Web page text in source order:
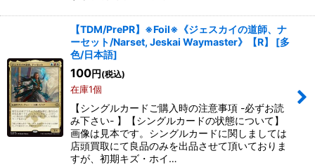
【TDM/PrePR】※Foil※《ジェスカイの道師、ナ
ーセット/Narset, Jeskai Waymaster》【R】
[多
色/日本語]
100円 (税込)
在庫1個
【シングルカードご購入時の注意事項 -必ずお読
み下さい- 】【シングルカードの状態について】
画像は見本です。シングルカードに関しましては
店頭買取にて良品のみを出品させて頂いておりま
すが、初期キズ・ホイ…